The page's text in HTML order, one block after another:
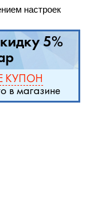
настроек
5%
КУПОН
в магазине